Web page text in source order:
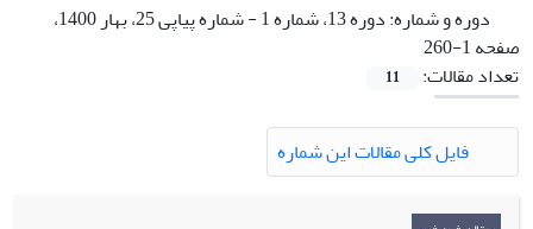
دوره و شماره:
دوره 13، شماره 1 - شماره پیاپی 25، بهار 1400،
صفحه 1-260
تعداد مقالات:
11
فایل کلی مقالات این شماره